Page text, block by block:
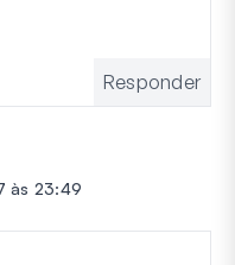
Responder
às 23:49